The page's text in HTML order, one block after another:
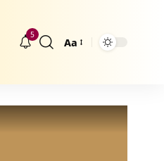
5
Größenänderung
Aa